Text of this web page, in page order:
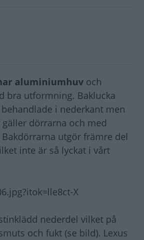
aluminiumhuv och
bra utformning. Baklucka
i nederkant men
dörrarna och med
utgör främre del
inte är så lyckat i vårt
nederdel vilket på
och fukt (se bild). Lexus